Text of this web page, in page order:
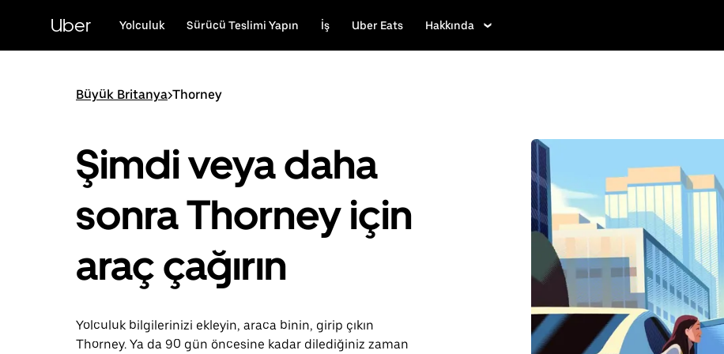
Uber Yolculuk Sürücü Teslimi Yapın İş Uber Eats Hakkında
Büyük Britanya>Thorney
Şimdi veya daha
sonra Thorney için
araç çağırın
Yolculuk bilgilerinizi ekleyin, araca binin, girip çıkın
Thorney. Ya da 90 gün öncesine kadar dilediğiniz zaman